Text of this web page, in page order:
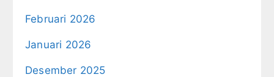
Februari 2026
Januari 2026
Desember 2025